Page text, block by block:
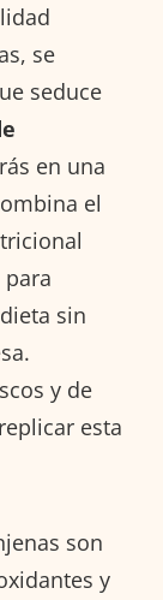
se
seduce
en una
el
sin
y de
esta
son
y